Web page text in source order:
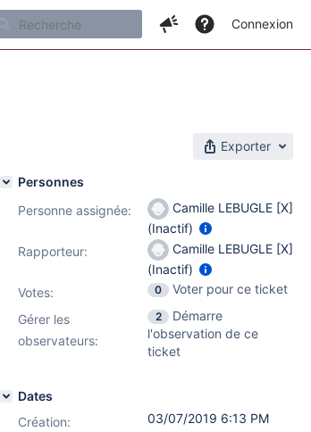
Connexion
Exporter
Personnes
Personne assignée:
Camille LEBUGLE [X]
(Inactif)
Rapporteur:
Camille LEBUGLE [X]
(Inactif)
Votes: 0
Voter pour ce ticket
Gérer les
observateurs:
2
Démarre
l'observation de ce
ticket
Dates
Création:
03/07/2019 6:13 PM